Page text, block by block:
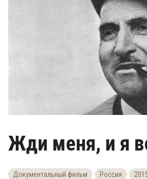
Жди меня, и я
Документальный фильм Россия